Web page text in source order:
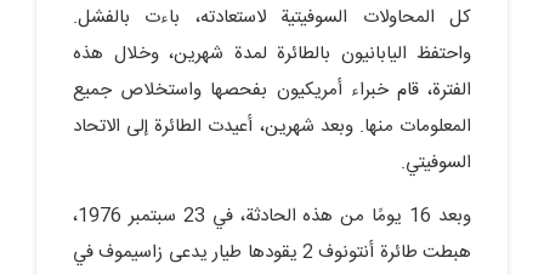
كل المحاولات السوفيتية لاستعادته، باءت بالفشل.
واحتفظ اليابانيون بالطائرة لمدة شهرين، وخلال هذه
الفترة، قام خبراء أمريكيون بفحصها واستخلاص جميع
المعلومات منها. وبعد شهرين، أعيدت الطائرة إلى الاتحاد
السوفيتي.
وبعد 16 يومًا من هذه الحادثة، في 23 سبتمبر 1976،
هبطت طائرة أنتونوف 2 يقودها طيار يدعى زاسيموف في